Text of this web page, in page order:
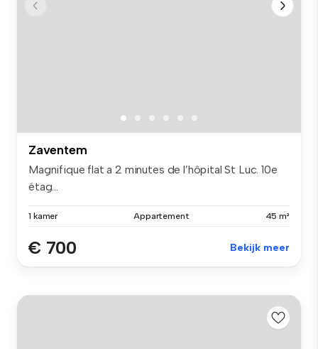
Zaventem
Magnifique flat a 2 minutes de l’hôpital St Luc. 10e
étag...
1 kamer Appartement 45 m²
€ 700 Bekijk meer